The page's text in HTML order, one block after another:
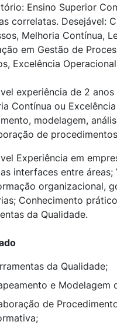
Ensino Superior
correlatas. Desejável:
Melhoria Contínua,
em Gestão de
Excelência
experiência de 2
Contínua ou
modelagem,
de
Experiência em
interfaces entre
organizacional,
Conhecimento
da Qualidade.
da Qualidade;
e Modelagem
de